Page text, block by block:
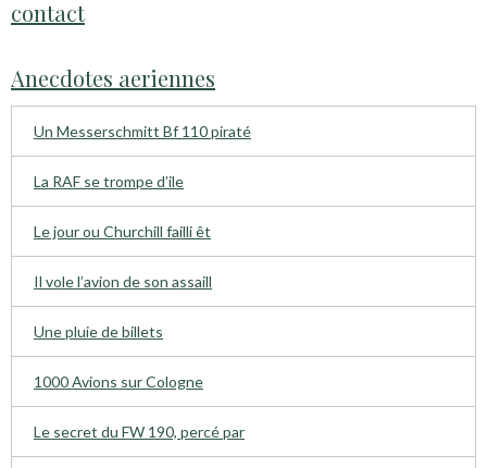
contact
Anecdotes aeriennes
Un Messerschmitt Bf 110 piraté
La RAF se trompe d’ile
Le jour ou Churchill failli êt
Il vole l’avion de son assaill
Une pluie de billets
1000 Avions sur Cologne
Le secret du FW 190, percé par